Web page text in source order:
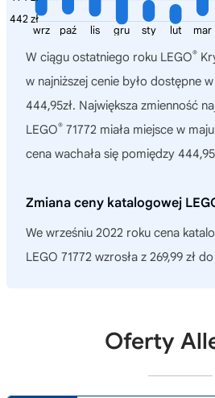
442 zł
mar
lut
sty
gru
lis
paź
wrz
W ciągu ostatniego roku LEGO®
w najniższej cenie było dostępne
444,95zł. Największa zmienność
LEGO® 71772 miała miejsce w
cena wachała się pomiędzy
Zmiana ceny katalogowej
We wrześniu 2022 roku cena
LEGO 71772 wzrosła z 269,99 zł do
Oferty